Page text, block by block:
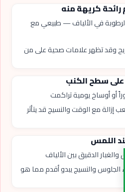
كريهة منه
في الألياف — طبيعي مع
وقد تظهر علامات صحية على من
سطح الكنب
أو أوساخ يومية تراكمت
إزالة مع الوقت والنسيج قد يتأثر
اللمس
والغبار الدقيق بين الألياف
الجلوس والنسيج يبدو أقدم مما هو